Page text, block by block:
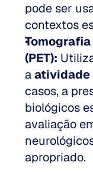
pode ser
contextos
(PET):
a atividade
casos, a
biológicos
avaliação
apropriado.